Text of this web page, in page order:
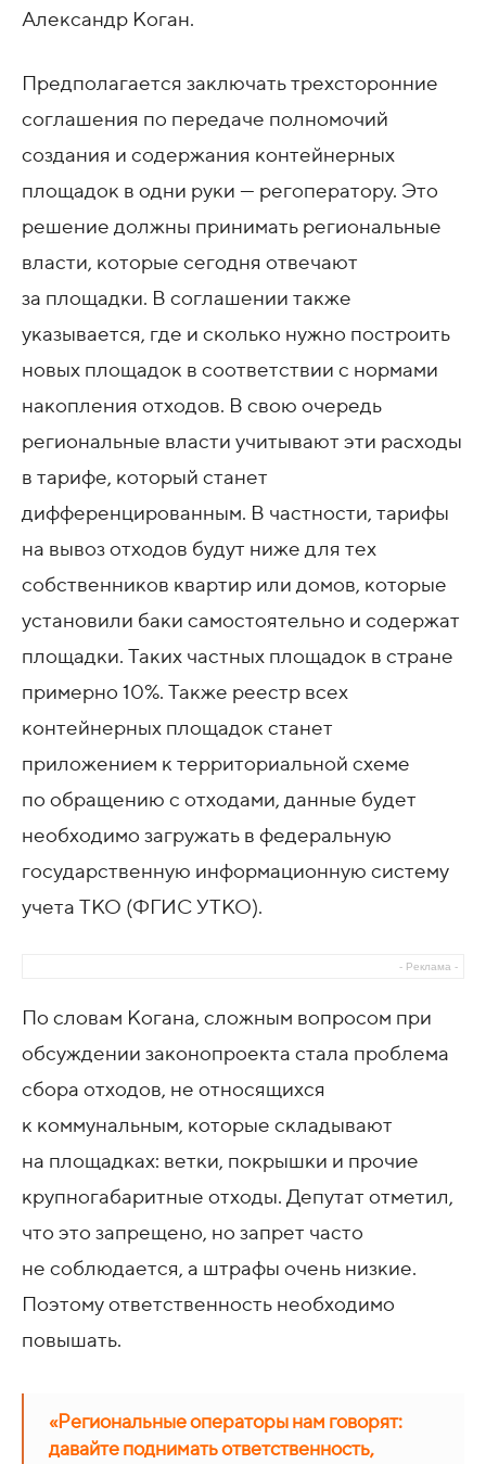
Александр Коган.
Предполагается заключать трехсторонние
соглашения по передаче полномочий
создания и содержания контейнерных
площадок в одни руки — регоператору. Это
решение должны принимать региональные
власти, которые сегодня отвечают
за площадки. В соглашении также
указывается, где и сколько нужно построить
новых площадок в соответствии с нормами
накопления отходов. В свою очередь
региональные власти учитывают эти расходы
в тарифе, который станет
дифференцированным. В частности, тарифы
на вывоз отходов будут ниже для тех
собственников квартир или домов, которые
установили баки самостоятельно и содержат
площадки. Таких частных площадок в стране
примерно 10%. Также реестр всех
контейнерных площадок станет
приложением к территориальной схеме
по обращению с отходами, данные будет
необходимо загружать в федеральную
государственную информационную систему
учета ТКО (ФГИС УТКО).
- Реклама -
По словам Когана, сложным вопросом при
обсуждении законопроекта стала проблема
сбора отходов, не относящихся
к коммунальным, которые складывают
на площадках: ветки, покрышки и прочие
крупногабаритные отходы. Депутат отметил,
что это запрещено, но запрет часто
не соблюдается, а штрафы очень низкие.
Поэтому ответственность необходимо
повышать.
«Региональные операторы нам говорят:
давайте поднимать ответственность,